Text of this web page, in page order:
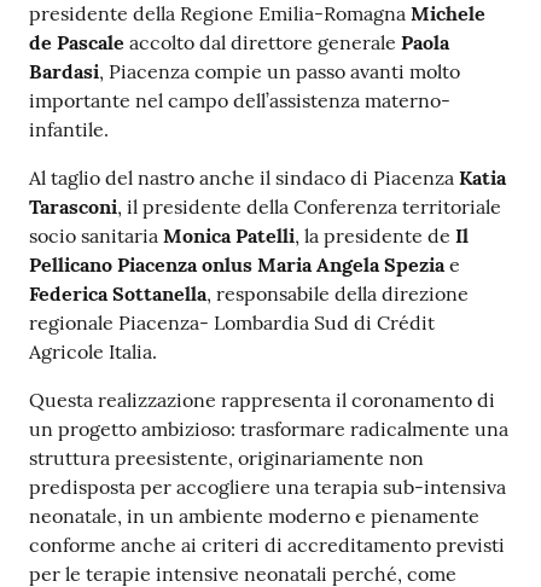
Scuole
Imprese
ed Enti
Seguici
su
presidente della Regione Emilia-Romagna Michele
de Pascale accolto dal direttore generale Paola
Bardasi, Piacenza compie un passo avanti molto
importante nel campo dell’assistenza materno-
infantile.
Al taglio del nastro anche il sindaco di Piacenza Katia
Tarasconi, il presidente della Conferenza territoriale
socio sanitaria Monica Patelli, la presidente de Il
Pellicano Piacenza onlus Maria Angela Speziae
Federica Sottanella, responsabile della direzione
regionale Piacenza- Lombardia Sud di Crédit
Agricole Italia.
Questa realizzazione rappresenta il coronamento di
un progetto ambizioso: trasformare radicalmente una
struttura preesistente, originariamente non
predisposta per accogliere una terapia sub-intensiva
neonatale, in un ambiente moderno e pienamente
conforme anche ai criteri di accreditamento previsti
per le terapie intensive neonatali perché, come